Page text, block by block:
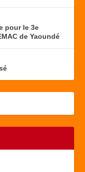
pour le 3e
de Yaoundé